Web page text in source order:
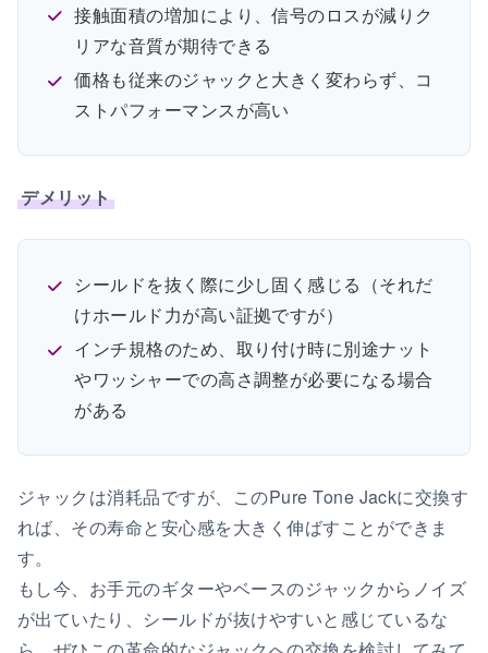
接触面積の増加により、信号のロスが減りク
リアな音質が期待できる
価格も従来のジャックと大きく変わらず、コ
ストパフォーマンスが高い
デメリット
シールドを抜く際に少し固く感じる（それだ
けホールド力が高い証拠ですが）
インチ規格のため、取り付け時に別途ナット
やワッシャーでの高さ調整が必要になる場合
がある
ジャックは消耗品ですが、このPure Tone Jackに交換す
れば、その寿命と安心感を大きく伸ばすことができま
す。
もし今、お手元のギターやベースのジャックからノイズ
が出ていたり、シールドが抜けやすいと感じているな